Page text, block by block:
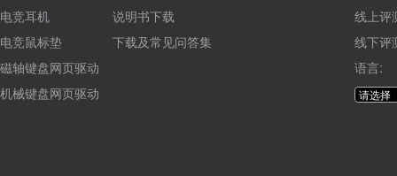
电竞耳机
电竞鼠标垫
磁轴键盘网页驱动
机械键盘网页驱动
说明书下载
下载及常见问答集
线上评
线下评
语言: